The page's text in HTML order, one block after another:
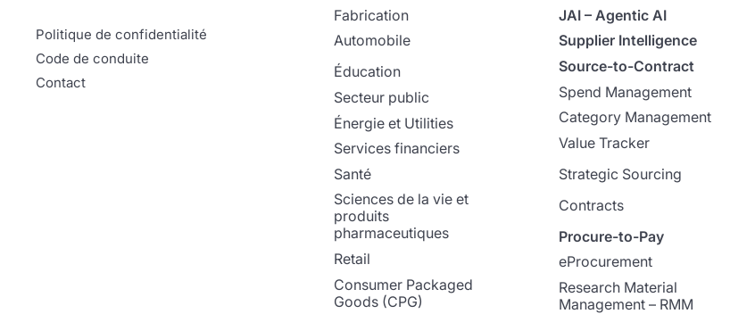
Politique de confidentialité
Code de conduite
Contact
Fabrication
Automobile
Éducation
Secteur public
Énergie et Utilities
Services financiers
Santé
Sciences de la vie et
produits
pharmaceutiques
Retail
Consumer Packaged
Goods (CPG)
JAI – Agentic AI
Supplier Intelligence
Source-to-Contract
Spend Management
Category Management
Value Tracker
Strategic Sourcing
Contracts
Procure-to-Pay
eProcurement
Research Material
Management – RMM